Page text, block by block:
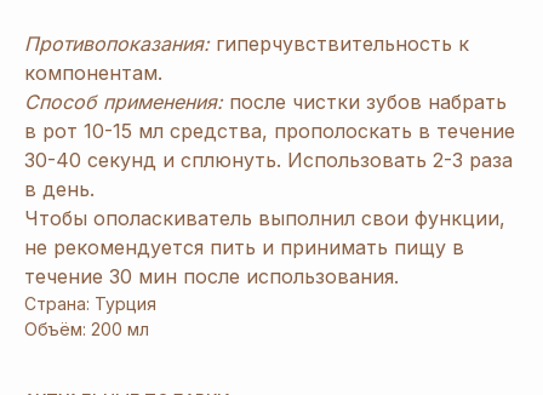
Противопоказания:гиперчувствительность к
компонентам.
Способ применения:после чистки зубов набрать
в рот 10-15 мл средства, прополоскать в течение
30-40 секунд и сплюнуть. Использовать 2-3 раза
в день.
Чтобы ополаскиватель выполнил свои функции,
не рекомендуется пить и принимать пищу в
течение 30 мин после использования.
Страна: Турция
Объём: 200 мл
[ Дарим приятныеподарки и скидкипри заказе ]
ЗАРЕГИСТРИРУЙТЕСЬ
В «ERSAG», ЧТОБЫ
ПОЛУЧИТЬ СКИДКУ
20%
И ПОДАРКИ